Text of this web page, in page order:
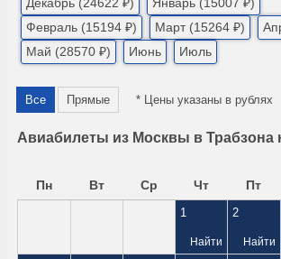
Февраль (15194 ₽)
Март (15264 ₽)
Май (28570 ₽)
Июнь Июль
Все Прямые * Цены указаны в рублях
Авиабилеты из Москвы в Трабзона
Пн Вт Ср Чт Пт
1
Найти
2
Найти